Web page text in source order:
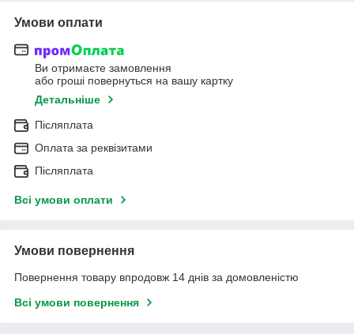
Умови оплати
Ви отримаєте замовлення
або гроші повернуться на вашу картку
Детальніше
Післяплата
Оплата за реквізитами
Післяплата
Всі умови оплати
Умови повернення
Повернення товару впродовж 14 днів за домовленістю
Всі умови повернення